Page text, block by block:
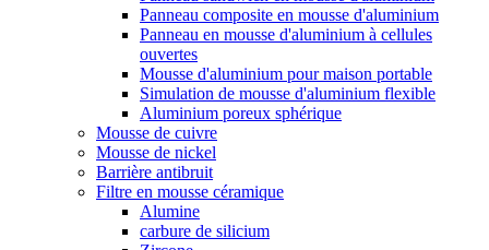
Panneau composite en mousse d'aluminium
Panneau en mousse d'aluminium à cellules
ouvertes
Mousse d'aluminium pour maison portable
Simulation de mousse d'aluminium flexible
Aluminium poreux sphérique
Mousse de cuivre
Mousse de nickel
Barrière antibruit
Filtre en mousse céramique
Alumine
carbure de silicium